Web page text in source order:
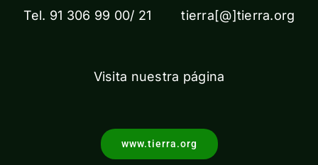
Tel. 91 306 99 00/ 21 tierra[@]tierra.org
Visita nuestra página
www.tierra.org